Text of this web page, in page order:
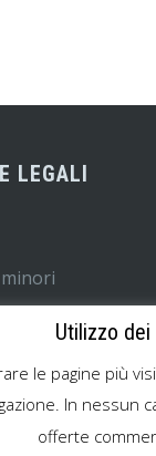
LEGALI
sportivaUtilizzo
le pagine
In
offerte